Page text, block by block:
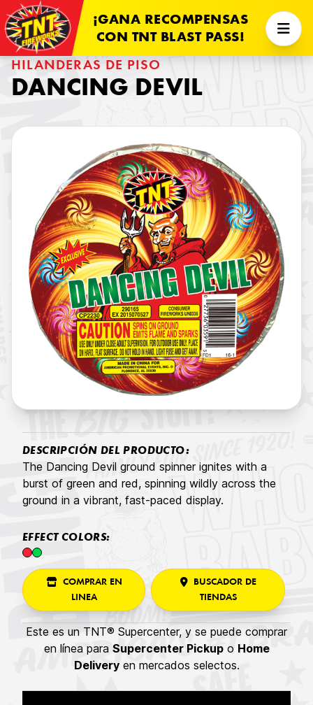
¡GANA RECOMPENSAS
CON TNT BLAST PASS!
HILANDERAS DE PISO
DANCING DEVIL
DESCRIPCIÓN DEL PRODUCTO:
The Dancing Devil ground spinner ignites with a
burst of green and red, spinning wildly across the
ground in a vibrant, fast-paced display.
EFFECT COLORS:
COMPRAR EN
LINEA
BUSCADOR DE
TIENDAS
Este es un TNT® Supercenter, y se puede comprar
en línea para Supercenter Pickupo Home
Deliveryen mercados selectos.